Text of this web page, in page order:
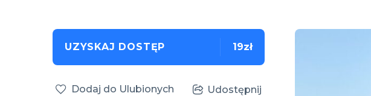
UZYSKAJ DOSTĘP 19zł
Dodaj do Ulubionych Udostępnij